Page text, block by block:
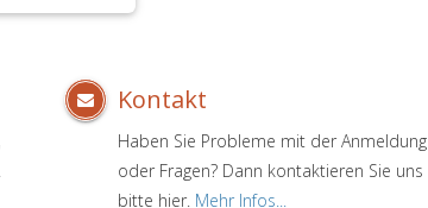
Kontakt
Haben Sie Probleme mit der Anmeldung
oder Fragen? Dann kontaktieren Sie uns
bitte hier. Mehr Infos...